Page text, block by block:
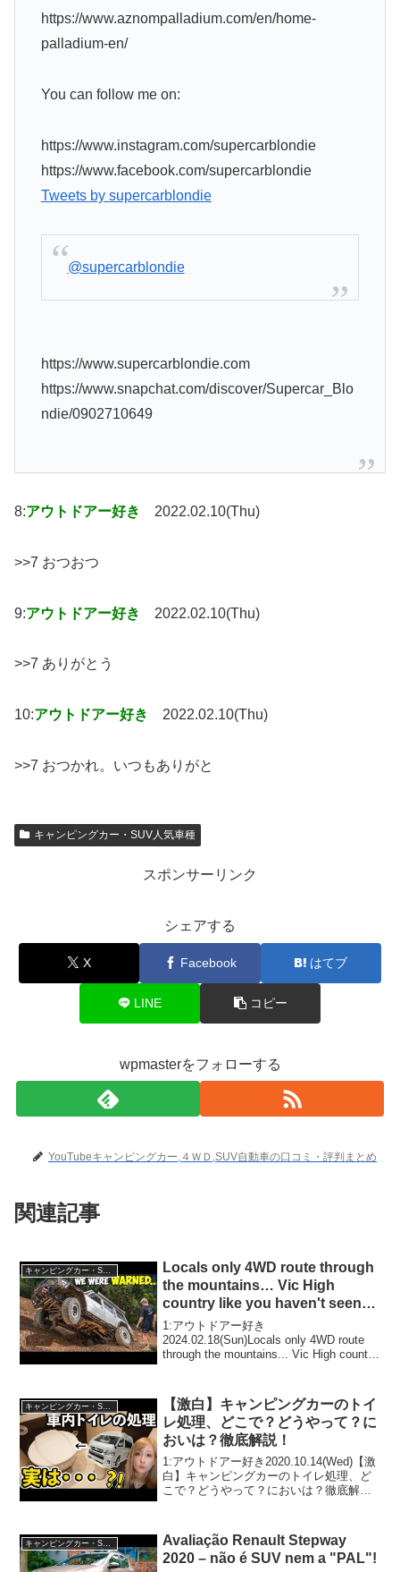
https://www.aznompalladium.com/en/home-
palladium-en/
You can follow me on:
https://www.instagram.com/supercarblondie
https://www.facebook.com/supercarblondie
Tweets by supercarblondie
@supercarblondie
https://www.supercarblondie.com
https://www.snapchat.com/discover/Supercar_Blo
ndie/0902710649
8:アウトドアー好き 2022.02.10(Thu)
>>7 おつおつ
9:アウトドアー好き 2022.02.10(Thu)
>>7 ありがとう
10:アウトドアー好き 2022.02.10(Thu)
>>7 おつかれ。いつもありがと
キャンピングカー・SUV人気車種
スポンサーリンク
シェアする
X Facebook はてブ
LINE コピー
wpmasterをフォローする
YouTubeキャンピングカー,４ＷＤ,SUV自動車の口コミ・評判まとめ
関連記事
Locals only 4WD route through
the mountains… Vic High
country like you haven't seen
before!
1:アウトドアー好き
2024.02.18(Sun)Locals only 4WD route
through the mountains... Vic High country
キャンピングカー・SUV人気車種
【激白】キャンピングカーのトイ
レ処理、どこで？どうやって？に
おいは？徹底解説！
1:アウトドアー好き2020.10.14(Wed)【激
白】キャンピングカーのトイレ処理、ど
こで？どうやって？においは？徹底解
2020.10.14(Wed)この動画は注目です！
3...
Avaliação Renault Stepway
2020 – não é SUV nem a "PAL"!